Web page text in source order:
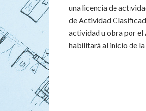
una licencia de
de Actividad
actividad u obra por el
habilitará al inicio de